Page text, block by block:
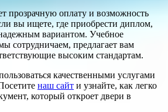
прозрачную оплату и возможность
вы ищете, где приобрести диплом,
вариантом. Учебное
сотрудничаем, предлагает вам
высоким стандартам.
качественными услугами
наш сайт и узнайте, как легко
который откроет двери в